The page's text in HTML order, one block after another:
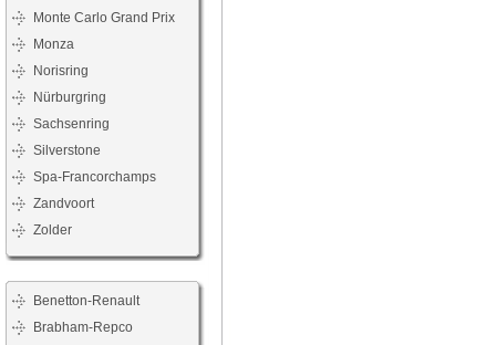
Monte Carlo Grand Prix
Monza
Norisring
Nürburgring
Sachsenring
Silverstone
Spa-Francorchamps
Zandvoort
Zolder
Benetton-Renault
Brabham-Repco